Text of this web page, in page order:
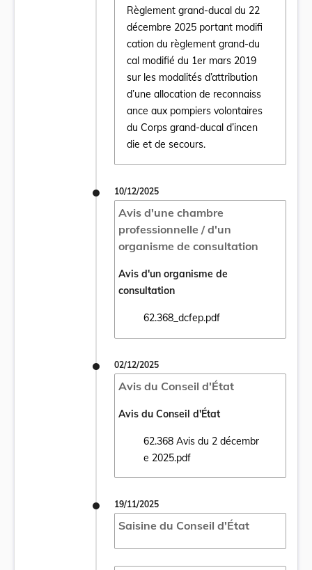
Règlement grand-ducal du 22
décembre 2025 portant modifi
cation du règlement grand-du
cal modifié du 1er mars 2019
sur les modalités d’attribution
d’une allocation de reconnaiss
ance aux pompiers volontaires
du Corps grand-ducal d’incen
die et de secours.
Ouvrir le document Règlement grand-
10/12/2025
Avis d'une chambre
professionnelle / d'un
organisme de consultation
Avis d'un organisme de
consultation
62.368_dcfep.pdf
Ouvrir le document 62.368_dcfep.pdf
02/12/2025
Avis du Conseil d'État
Avis du Conseil d'État
62.368 Avis du 2 décembr
e 2025.pdf
Ouvrir le document 62.368 Avis du 2
19/11/2025
Saisine du Conseil d'État